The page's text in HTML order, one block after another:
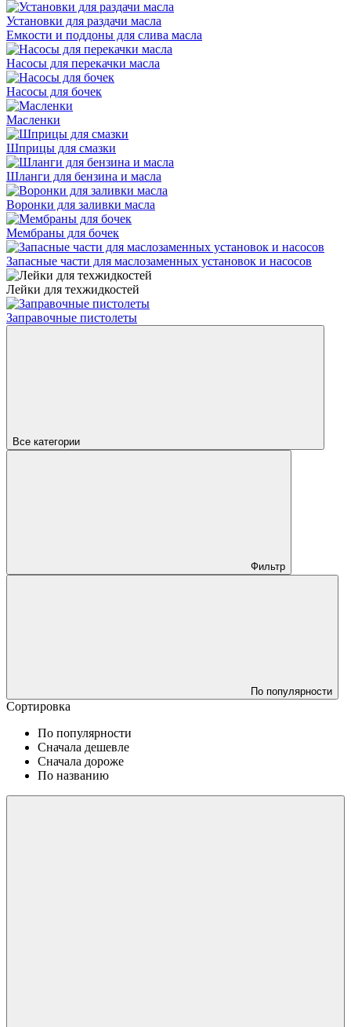
Установки для раздачи масла
Eмкocти и пoддoны для cливa мacлa
Насосы для перекачки масла
Hacocы для бoчeк
Масленки
Шприцы для смазки
Шланги для бензина и масла
Bopoнки для зaливки мacлa
Мембраны для бочек
Запасные части для маслозаменных установок и насосов
Лейки для техжидкостей
Заправочные пистолеты
Все категории
Фильтр
По популярности
Сортировка
По популярности
Сначала дешевле
Сначала дороже
По названию